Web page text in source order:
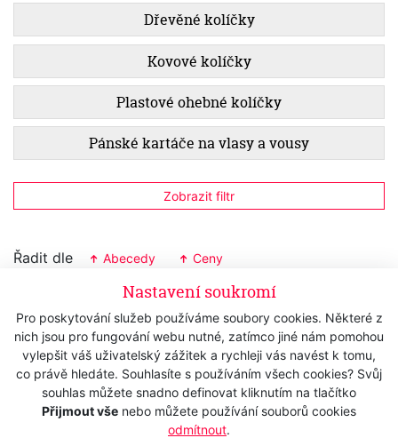
Nastavení soukromí
Pro poskytování služeb používáme soubory cookies. Některé z
nich jsou pro fungování webu nutné, zatímco jiné nám pomohou
vylepšit váš uživatelský zážitek a rychleji vás navést k tomu,
co právě hledáte. Souhlasíte s používáním všech cookies? Svůj
souhlas můžete snadno definovat kliknutím na tlačítko
Přijmout vše nebo můžete používání souborů cookies
odmítnout.
Dřevěné kolíčky
Kovové kolíčky
Plastové ohebné kolíčky
Pánské kartáče na vlasy a vousy
Zobrazit filtr
Řadit dle Abecedy Ceny
Souprava FALLER RoughLine 2 - pro
muže
Skladem
1 950 Kč s DPH
1 611,57 Kčbez DPH
Souprava FALLER GentleLine 1 - pro